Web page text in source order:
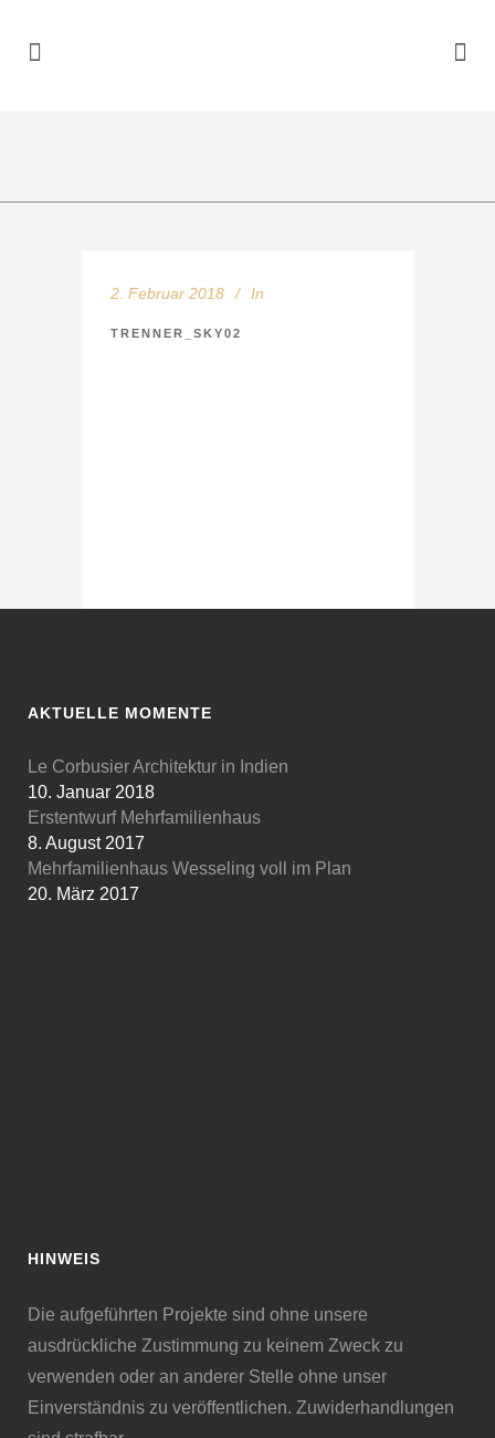
2. Februar 2018 In
TRENNER_SKY02
AKTUELLE MOMENTE
Le Corbusier Architektur in Indien
10. Januar 2018
Erstentwurf Mehrfamilienhaus
8. August 2017
Mehrfamilienhaus Wesseling voll im Plan
20. März 2017
HINWEIS
Die aufgeführten Projekte sind ohne unsere
ausdrückliche Zustimmung zu keinem Zweck zu
verwenden oder an anderer Stelle ohne unser
Einverständnis zu veröffentlichen. Zuwiderhandlungen